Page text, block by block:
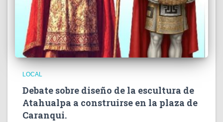
LOCAL
Debate sobre diseño de la escultura de
Atahualpa a construirse en la plaza de
Caranqui.